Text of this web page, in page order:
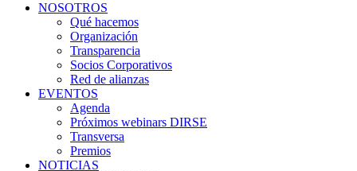
NOSOTROS
Qué hacemos
Organización
Transparencia
Socios Corporativos
Red de alianzas
EVENTOS
Agenda
Próximos webinars DIRSE
Transversa
Premios
NOTICIAS